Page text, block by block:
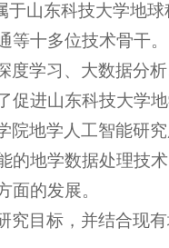
于山东科技大学地
等十多位技术骨干。
度学习、大数据分
促进山东科技大学
院地学人工智能研
的地学数据处理技
面的发展。
究目标，并结合现